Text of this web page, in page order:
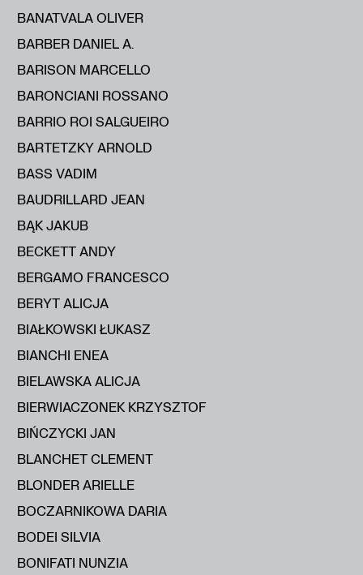
BANATVALA OLIVER
BARBER DANIEL A.
BARISON MARCELLO
BARONCIANI ROSSANO
BARRIO ROI SALGUEIRO
BARTETZKY ARNOLD
BASS VADIM
BAUDRILLARD JEAN
BĄK JAKUB
BECKETT ANDY
BERGAMO FRANCESCO
BERYT ALICJA
BIAŁKOWSKI ŁUKASZ
BIANCHI ENEA
BIELAWSKA ALICJA
BIERWIACZONEK KRZYSZTOF
BIŃCZYCKI JAN
BLANCHET CLEMENT
BLONDER ARIELLE
BOCZARNIKOWA DARIA
BODEI SILVIA
BONIFATI NUNZIA